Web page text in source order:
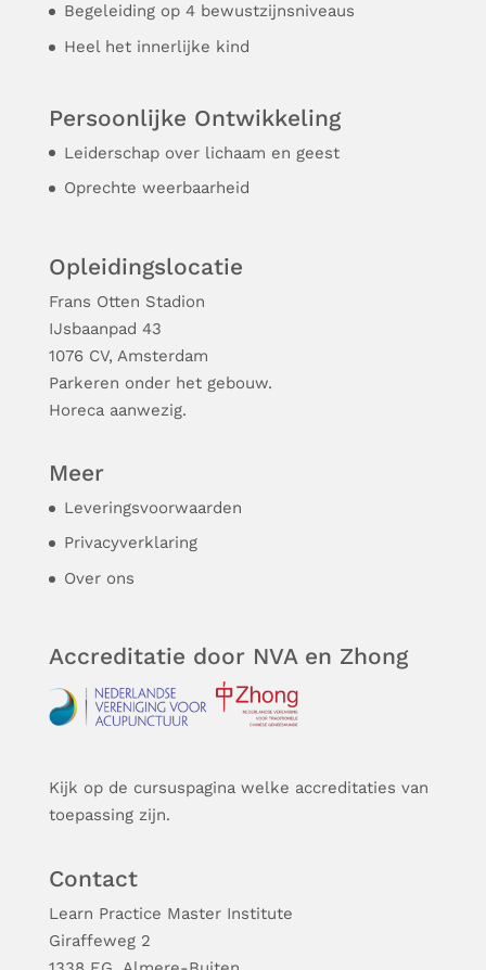
Begeleiding op 4 bewustzijnsniveaus
Heel het innerlijke kind
Persoonlijke Ontwikkeling
Leiderschap over lichaam en geest
Oprechte weerbaarheid
Opleidingslocatie
Frans Otten Stadion
Ĳsbaanpad 43
1076 CV, Amsterdam
Parkeren onder het gebouw.
Horeca aanwezig.
Meer
Leveringsvoorwaarden
Privacyverklaring
Over ons
Accreditatie door NVA en Zhong
Kijk op de cursuspagina welke accreditaties van
toepassing zijn.
Contact
Learn Practice Master Institute
Giraffeweg 2